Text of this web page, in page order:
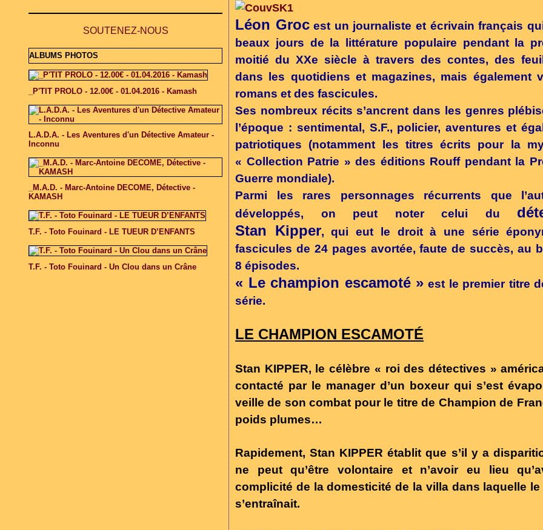
SOUTENEZ-NOUS
ALBUMS PHOTOS
_P'TIT PROLO - 12.00€ - 01.04.2016 - Kamash
L.A.D.A. - Les Aventures d'un Détective Amateur -
Inconnu
_M.A.D. - Marc-Antoine DECOME, Détective -
KAMASH
T.F. - Toto Fouinard - LE TUEUR D’ENFANTS
T.F. - Toto Fouinard - Un Clou dans un Crâne
Léon Grocest un journaliste et écrivain français
beaux jours de la littérature populaire pendant la
moitié du XXe siècle à travers des contes, des
dans les quotidiens et magazines, mais également
romans et des fascicules.
Ses nombreux récits s’ancrent dans les genres
l’époque : sentimental, S.F., policier, aventures et
patriotiques (notamment les titres écrits pour la
« Collection Patrie » des éditions Rouff pendant la
Guerre mondiale).
Parmi les rares personnages récurrents que
développés, on peut noter celui du
Stan Kipper, qui eut le droit à une série
fascicules de 24 pages avortée, faute de succès, au
8 épisodes.
« Le champion escamoté » est le premier titre
série.
LE CHAMPION ESCAMOTÉ
Stan KIPPER, le célèbre « roi des détectives »
contacté par le manager d’un boxeur qui s’est
veille de son combat pour le titre de Champion de
poids plumes…
Rapidement,Stan KIPPER établit que s’il y a
ne peut qu’être volontaire et n’avoir eu lieu
complicité de la domesticité de la villa dans laquelle
s’entraînait.